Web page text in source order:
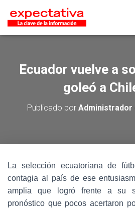
Ecuador vuelve a
goleó a
Publicado por Administrador
La selección ecuatoriana de
contagia al país de ese
amplia que logró frente a su
pronóstico que pocos acertaron